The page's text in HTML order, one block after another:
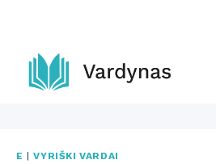
content
E |VYRIŠKI VARDAI